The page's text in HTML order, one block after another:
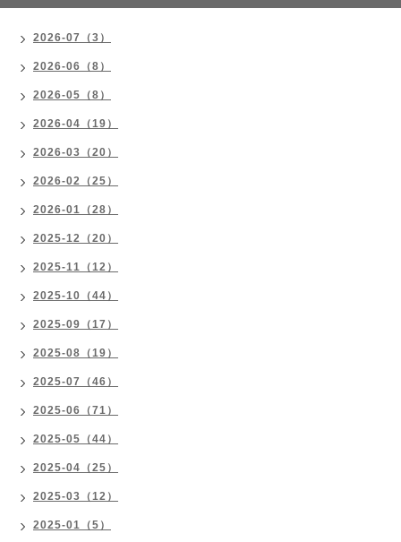
2026-07（3）
2026-06（8）
2026-05（8）
2026-04（19）
2026-03（20）
2026-02（25）
2026-01（28）
2025-12（20）
2025-11（12）
2025-10（44）
2025-09（17）
2025-08（19）
2025-07（46）
2025-06（71）
2025-05（44）
2025-04（25）
2025-03（12）
2025-01（5）